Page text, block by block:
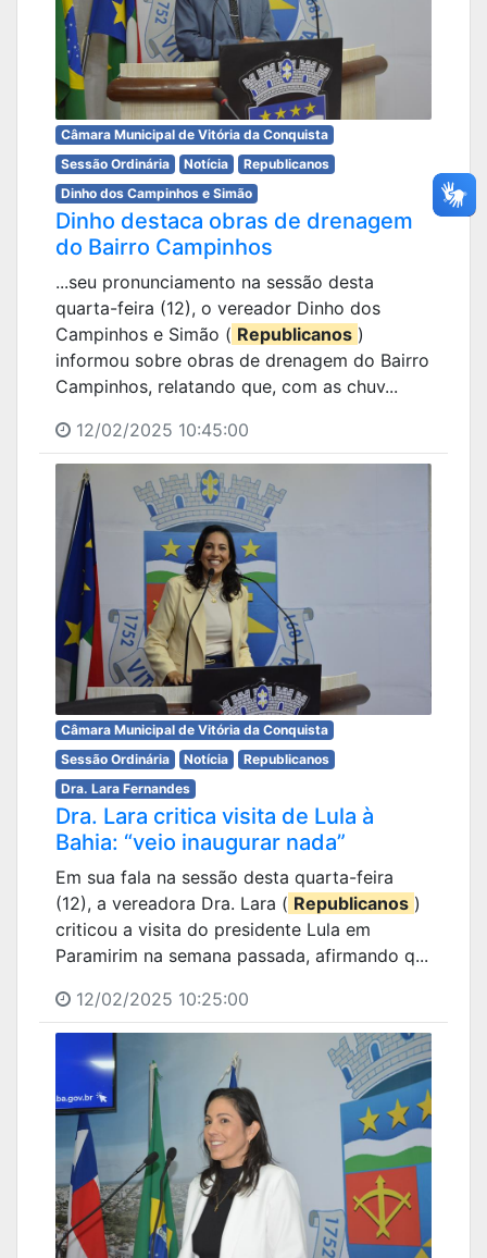
Câmara Municipal de Vitória da Conquista
Sessão Ordinária
Notícia
Republicanos
Dinho dos Campinhos e Simão
Dinho destaca obras de drenagem
do Bairro Campinhos
...seu pronunciamento na sessão desta
quarta-feira (12), o vereador Dinho dos
Campinhos e Simão ( Republicanos )
informou sobre obras de drenagem do Bairro
Campinhos, relatando que, com as chuv...
12/02/2025 10:45:00
Câmara Municipal de Vitória da Conquista
Sessão Ordinária
Notícia
Republicanos
Dra. Lara Fernandes
Dra. Lara critica visita de Lula à
Bahia: “veio inaugurar nada”
Em sua fala na sessão desta quarta-feira
(12), a vereadora Dra. Lara ( Republicanos )
criticou a visita do presidente Lula em
Paramirim na semana passada, afirmando q...
12/02/2025 10:25:00